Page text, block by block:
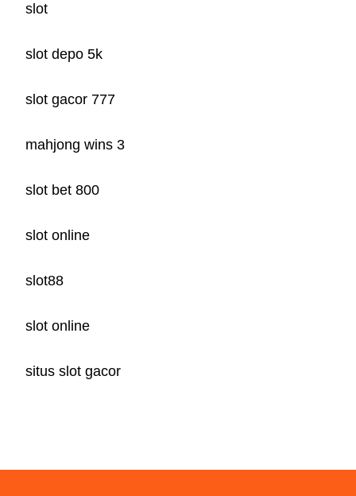
slot
slot depo 5k
slot gacor 777
mahjong wins 3
slot bet 800
slot online
slot88
slot online
situs slot gacor